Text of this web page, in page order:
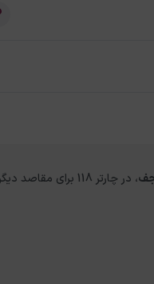
، در چارتر 118 برای مقاصد دیگر داخلی و خارجی نیز می توانید از طریق